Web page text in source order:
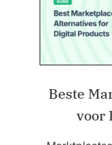
Beste
voor